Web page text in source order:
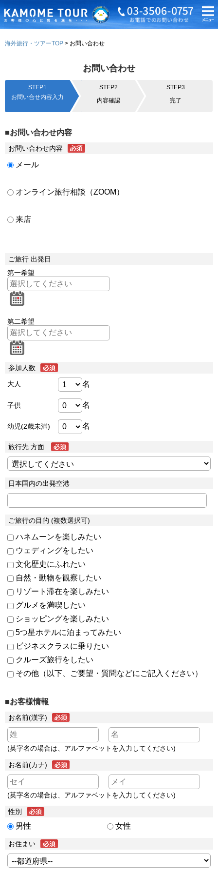
海外旅行・ツアーTOP お問い合わせ
お問い合わせ
STEP1
お問い合せ内容入力
STEP2
内容確認
STEP3
完了
■お問い合わせ内容
お問い合わせ内容
メール
オンライン旅行相談（ZOOM）
来店
ご旅行 出発日
第一希望
第二希望
参加人数
大人 名
子供 名
幼児(2歳未満) 名
旅行先 方面
日本国内の出発空港
ご旅行の目的 (複数選択可)
ハネムーンを楽しみたい
ウェディングをしたい
文化歴史にふれたい
自然・動物を観察したい
リゾート滞在を楽しみたい
グルメを満喫したい
ショッピングを楽しみたい
5つ星ホテルに泊まってみたい
ビジネスクラスに乗りたい
クルーズ旅行をしたい
その他（以下、ご要望・質問などにご記入ください）
■お客様情報
お名前(漢字)
(英字名の場合は、アルファベットを入力してください)
お名前(カナ)
(英字名の場合は、アルファベットを入力してください)
性別
男性 女性
お住まい